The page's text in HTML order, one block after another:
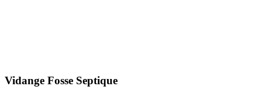
Vidange Fosse Septique